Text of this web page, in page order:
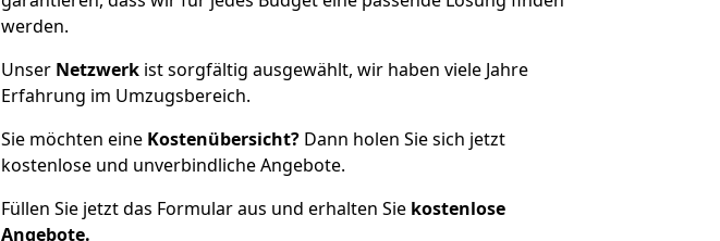
werden.
Unser Netzwerk ist sorgfältig ausgewählt, wir haben viele Jahre
Erfahrung im Umzugsbereich.
Sie möchten eine Kostenübersicht? Dann holen Sie sich jetzt
kostenlose und unverbindliche Angebote.
Füllen Sie jetzt das Formular aus und erhalten Sie kostenlose
Angebote.